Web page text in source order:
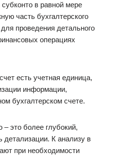
в равной мере
часть бухгалтерского
проведения детального
операциях
есть учетная единица,
информации,
бухгалтерском счете.
это более глубокий,
детализации. К анализу в
при необходимости